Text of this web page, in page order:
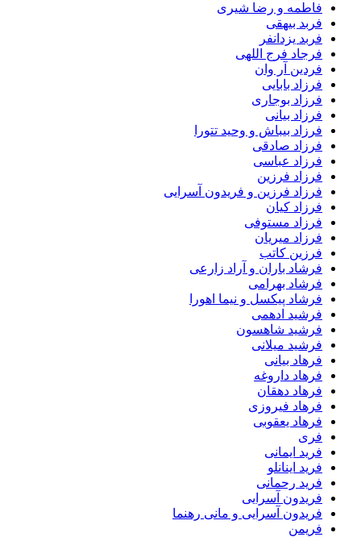
فاطمه و رضا شیری
فربد بیهقی
فربد یزدانفر
فرجاد فرج اللهی
فردین آر وان
فرزاد بابایی
فرزاد بوجاری
فرزاد بیانی
فرزاد بیباش و وحید تتورا
فرزاد صادقی
فرزاد عباسی
فرزاد فرزین
فرزاد فرزین و فریدون آسرایی
فرزاد کیان
فرزاد مستوفی
فرزاد میریان
فرزین کاتب
فرشاد باران و آراد زارعی
فرشاد بهرامی
فرشاد پیکسل و نیما اهورا
فرشید ادهمی
فرشید شاهسون
فرشید میلانی
فرهاد بیانی
فرهاد داروغه
فرهاد دهقان
فرهاد فیروزی
فرهاد یعقوبی
فری
فرید ایمانی
فرید اینانلو
فرید رحمانی
فریدون آسرایی
فریدون آسرایی و مانی رهنما
فریمن